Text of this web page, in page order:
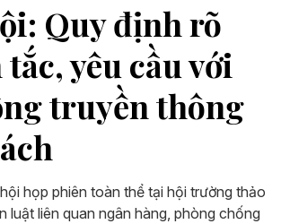
Quy định rõ
yêu cầu với
truyền thông
họp phiên toàn thể tại hội trường thảo
luật liên quan ngân hàng, phòng chống